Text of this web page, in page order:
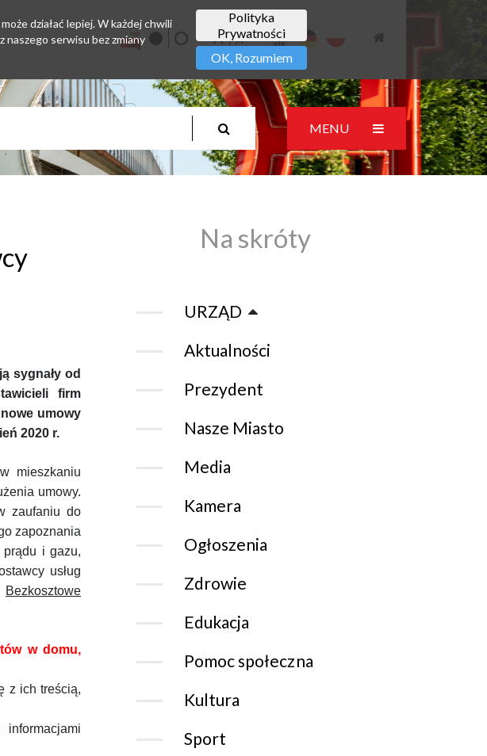
MENU
sygnały od
firm
umowy
2020 r.
mieszkaniu
umowy.
zaufaniu do
zapoznania
prądu i gazu,
usług
Bezkosztowe
w domu,
z ich treścią,
Na skróty
URZĄD
Aktualności
Prezydent
Nasze Miasto
Media
Kamera
Ogłoszenia
Zdrowie
Edukacja
Pomoc społeczna
Kultura
Sport
Polityka
Prywatności
OK, Rozumiem
działać lepiej. W każdej chwili
naszego serwisu bez zmiany